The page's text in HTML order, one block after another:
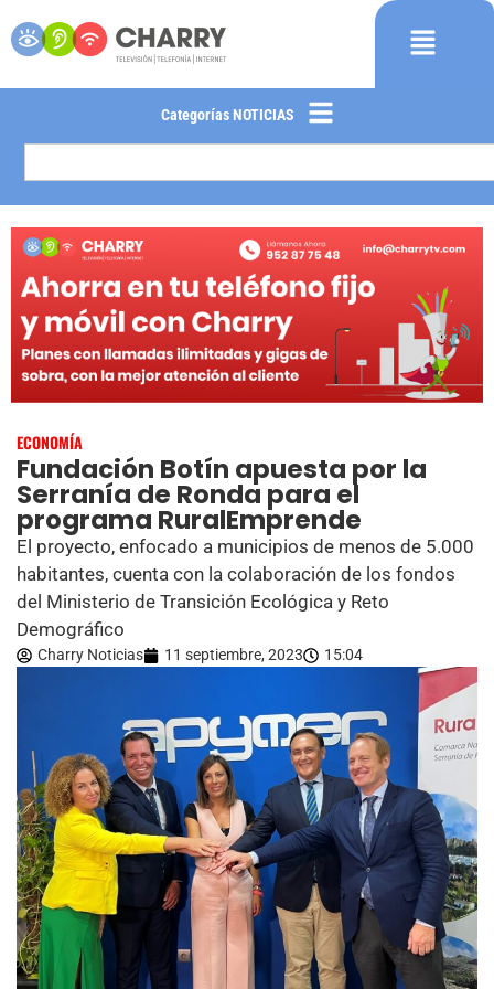
Categorías NOTICIAS
ECONOMÍA
Fundación Botín apuesta por la
Serranía de Ronda para el
programa RuralEmprende
El proyecto, enfocado a municipios de menos de 5.000
habitantes, cuenta con la colaboración de los fondos
del Ministerio de Transición Ecológica y Reto
Demográfico
Charry Noticias 11 septiembre, 2023 15:04